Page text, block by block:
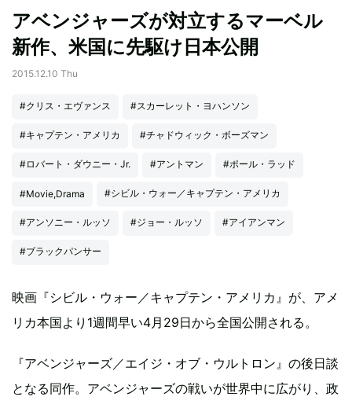
アベンジャーズが対立するマーベル
新作、米国に先駆け日本公開
2015.12.10 Thu
#クリス・エヴァンス #スカーレット・ヨハンソン
#キャプテン・アメリカ #チャドウィック・ボーズマン
#ロバート・ダウニー・Jr. #アントマン #ポール・ラッド
#Movie,Drama #シビル・ウォー／キャプテン・アメリカ
#アンソニー・ルッソ #ジョー・ルッソ #アイアンマン
#ブラックパンサー
映画『シビル・ウォー／キャプテン・アメリカ』が、アメ
リカ本国より1週間早い4月29日から全国公開される。
『アベンジャーズ／エイジ・オブ・ウルトロン』の後日談
となる同作。アベンジャーズの戦いが世界中に広がり、政